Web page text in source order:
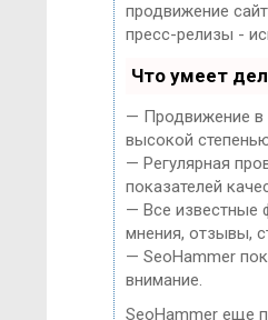
продвижение
пресс-релизы -
Что умеет
— Продвижение в
высокой
— Регулярная
показателей
— Все известные
мнения, отзывы,
— SeoHammer
внимание.
SeoHammer еще